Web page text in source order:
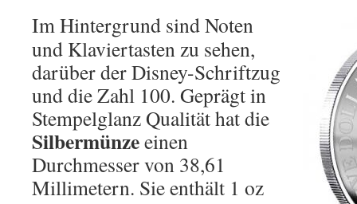
Im Hintergrund sind Noten
und Klaviertasten zu sehen,
darüber der Disney-Schriftzug
und die Zahl 100. Geprägt in
Stempelglanz Qualität hat die
Silbermünzeeinen
Durchmesser von 38,61
Millimetern. Sie enthält 1 oz